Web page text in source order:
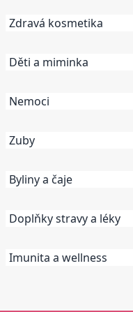
Zdravá kosmetika
Děti a miminka
Nemoci
Zuby
Byliny a čaje
Doplňky stravy a léky
Imunita a wellness